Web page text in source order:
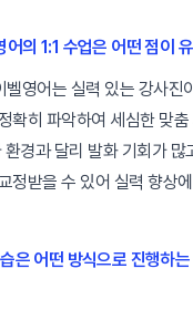
어의 1:1 수업은 어떤 점이
벨영어는 실력 있는 강사진
확히 파악하여 세심한 맞
환경과 달리 발화 기회가 많
정받을 수 있어 실력 향상
은 어떤 방식으로 진행하